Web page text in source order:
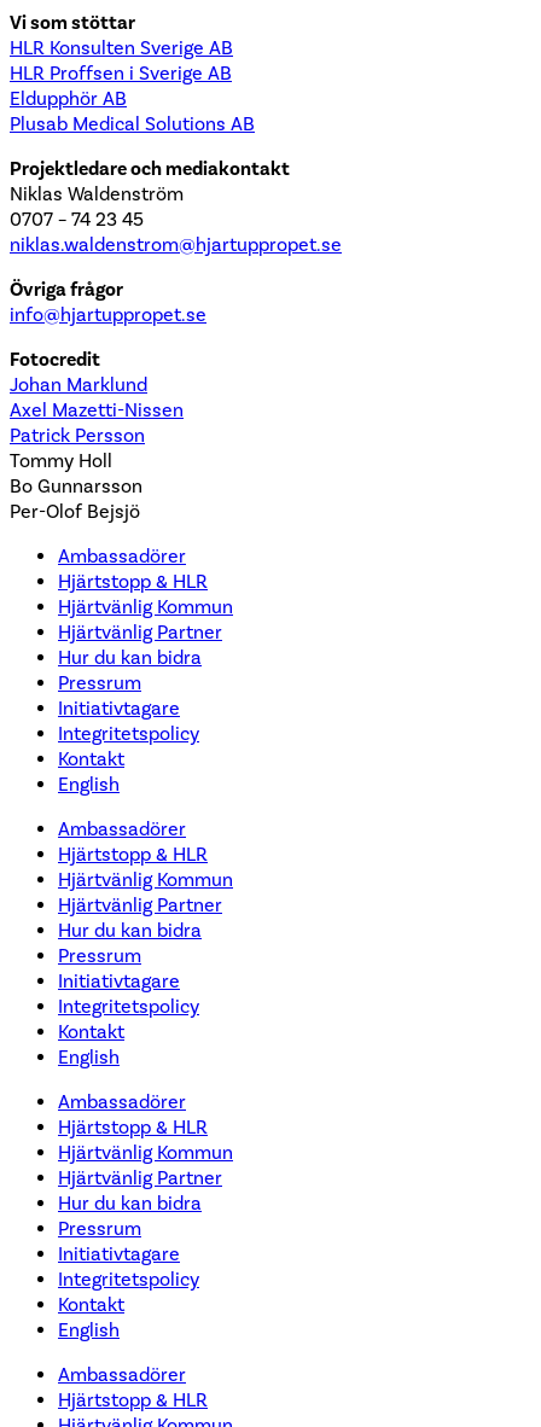
Vi som stöttar
HLR Konsulten Sverige AB
HLR Proffsen i Sverige AB
Eldupphör AB
Plusab Medical Solutions AB
Projektledare och mediakontakt
Niklas Waldenström
0707 – 74 23 45
niklas.waldenstrom@hjartuppropet.se
Övriga frågor
info@hjartuppropet.se
Fotocredit
Johan Marklund
Axel Mazetti-Nissen
Patrick Persson
Tommy Holl
Bo Gunnarsson
Per-Olof Bejsjö
Ambassadörer
Hjärtstopp & HLR
Hjärtvänlig Kommun
Hjärtvänlig Partner
Hur du kan bidra
Pressrum
Initiativtagare
Integritetspolicy
Kontakt
English
Ambassadörer
Hjärtstopp & HLR
Hjärtvänlig Kommun
Hjärtvänlig Partner
Hur du kan bidra
Pressrum
Initiativtagare
Integritetspolicy
Kontakt
English
Ambassadörer
Hjärtstopp & HLR
Hjärtvänlig Kommun
Hjärtvänlig Partner
Hur du kan bidra
Pressrum
Initiativtagare
Integritetspolicy
Kontakt
English
Ambassadörer
Hjärtstopp & HLR